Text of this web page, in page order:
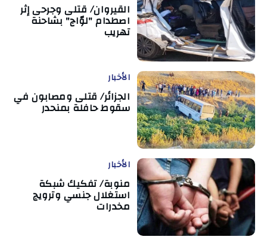
القيروان/ قتلى وجرحى إثر
اصطدام "لوّاج" بشاحنة
تهريب
الأخبار
الجزائر/ قتلى ومصابون في
سقوط حافلة بمنحدر
الأخبار
منوبة/ تفكيك شبكة
استغلال جنسي وترويج
مخدرات